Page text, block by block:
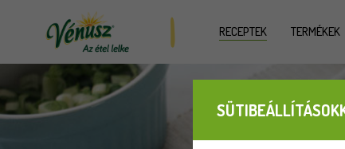
RECEPTEK TERMÉKEK